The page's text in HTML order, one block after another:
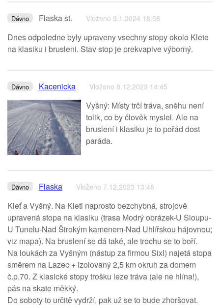
Dávno Flaska st. Vloženo 9.1.2024 18:58
Dnes odpoledne byly upraveny vsechny stopy okolo Klete
na klasiku i brusleni. Stav stop je prekvapive výborný.
Dávno Kacenicka Vloženo 8.12.2023 14:45
Vyšný: Místy trčí tráva, sněhu není
tolik, co by člověk myslel. Ale na
bruslení i klasiku je to pořád dost
paráda.
Dávno Flaska Vloženo 7.12.2023 13:48
Kleť a Vyšný. Na Kleti naprosto bezchybná, strojově
upravená stopa na klasiku (trasa Modrý obrázek-U Sloupu-
U Tunelu-Nad Širokým kamenem-Nad Uhlířskou hájovnou;
viz mapa). Na bruslení se dá také, ale trochu se to boří.
Na loukách za Vyšným (nástup za firmou Sixl) najetá stopa
směrem na Lazec + izolovaný 2,5 km okruh za domem
č.p.70. Z klasické stopy trošku leze tráva (ale ne hlína!),
pás na skate měkký.
Do soboty to určitě vydrží, pak už se to bude zhoršovat.